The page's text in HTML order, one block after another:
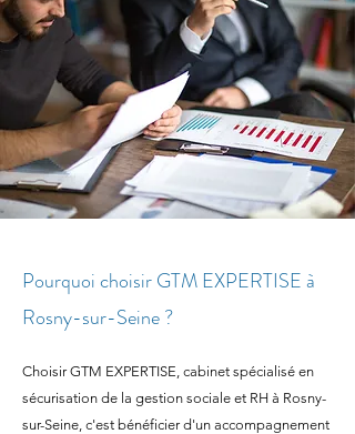
Pourquoi choisir GTM EXPERTISE à
Rosny-sur-Seine ?
Choisir GTM EXPERTISE, cabinet spécialisé en
sécurisation de la gestion sociale et RH à Rosny-
sur-Seine, c'est bénéficier d'un accompagnement